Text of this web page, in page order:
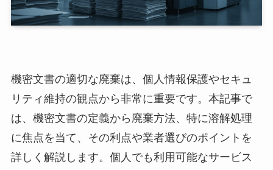
機密文書の適切な廃棄は、個人情報保護やセキュ
リティ維持の観点から非常に重要です。本記事で
は、機密文書の定義から廃棄方法、特に溶解処理
に焦点を当て、その利点や業者選びのポイントを
詳しく解説します。個人でも利用可能なサービス